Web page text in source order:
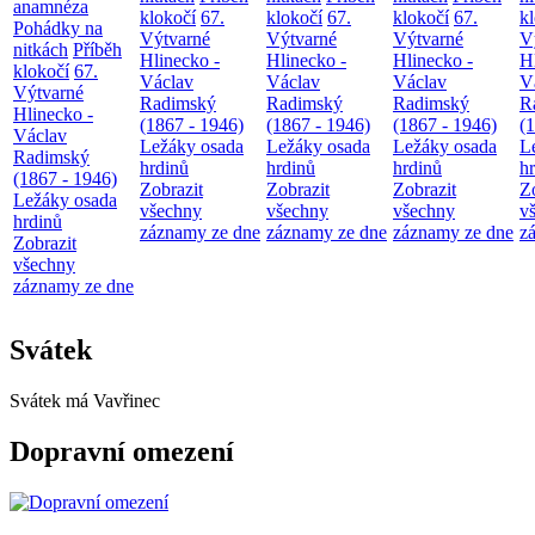
anamnéza
Pohádky na
nitkách Příběh
klokočí 67.
Výtvarné
Hlinecko -
Václav
Radimský
(1867 - 1946)
Ležáky osada
hrdinů
Zobrazit
všechny
záznamy ze dne
klokočí 67.
Výtvarné
Hlinecko -
Václav
Radimský
(1867 - 1946)
Ležáky osada
hrdinů
Zobrazit
všechny
záznamy ze dne
klokočí 67.
Výtvarné
Hlinecko -
Václav
Radimský
(1867 - 1946)
Ležáky osada
hrdinů
Zobrazit
všechny
záznamy ze dne
klokočí 67.
Výtvarné
Hlinecko -
Václav
Radimský
(1867 - 1946)
Ležáky osada
hrdinů
Zobrazit
všechny
záznamy ze dne
Svátek
Svátek má Vavřinec
Dopravní omezení